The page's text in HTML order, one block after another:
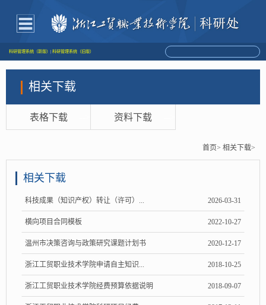
科研管理系统（新版） | 科研管理系统（旧版）
相关下载
表格下载 资料下载
首页> 相关下载>
相关下载
科技成果（知识产权）转让（许可）... 2026-03-31
横向项目合同模板 2022-10-27
温州市决策咨询与政策研究课题计划书 2020-12-17
浙江工贸职业技术学院申请自主知识... 2018-10-25
浙江工贸职业技术学院经费预算依据说明 2018-09-07